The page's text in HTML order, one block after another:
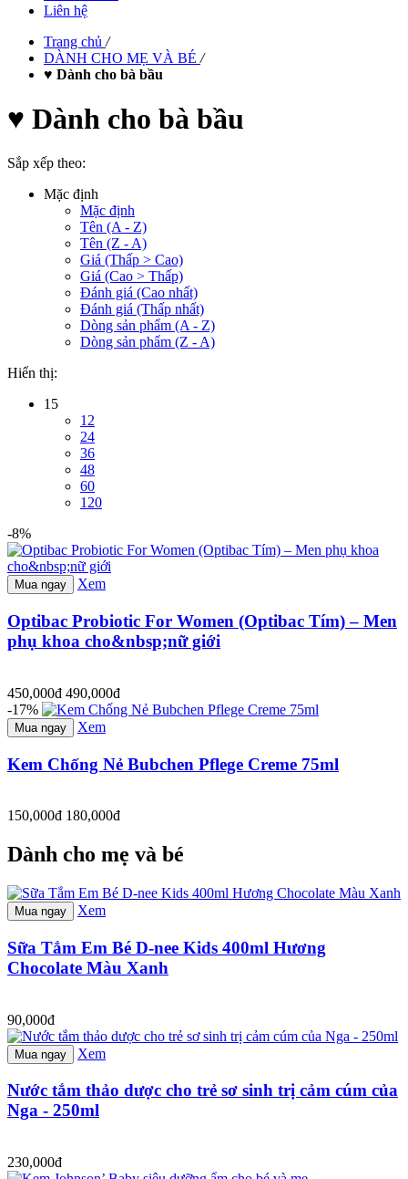
Liên hệ
Trang chủ /
DÀNH CHO MẸ VÀ BÉ /
♥ Dành cho bà bầu
♥ Dành cho bà bầu
Sắp xếp theo:
Mặc định
Mặc định
Tên (A - Z)
Tên (Z - A)
Giá (Thấp > Cao)
Giá (Cao > Thấp)
Đánh giá (Cao nhất)
Đánh giá (Thấp nhất)
Dòng sản phẩm (A - Z)
Dòng sản phẩm (Z - A)
Hiển thị:
15
12
24
36
48
60
120
-8%
Mua ngay Xem
Optibac Probiotic For Women (Optibac Tím) – Men
phụ khoa cho&nbsp;nữ giới
450,000đ 490,000đ
-17%
Mua ngay Xem
Kem Chống Nẻ Bubchen Pflege Creme 75ml
150,000đ 180,000đ
Dành cho mẹ và bé
Mua ngay Xem
Sữa Tắm Em Bé D-nee Kids 400ml Hương
Chocolate Màu Xanh
90,000đ
Mua ngay Xem
Nước tắm thảo dược cho trẻ sơ sinh trị cảm cúm của
Nga - 250ml
230,000đ